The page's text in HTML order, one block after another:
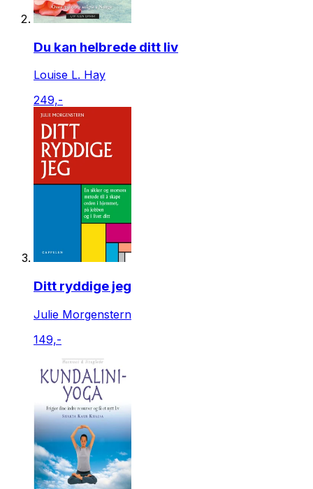
Du kan helbrede ditt liv
Louise L. Hay
249,-
Ditt ryddige jeg
Julie Morgenstern
149,-